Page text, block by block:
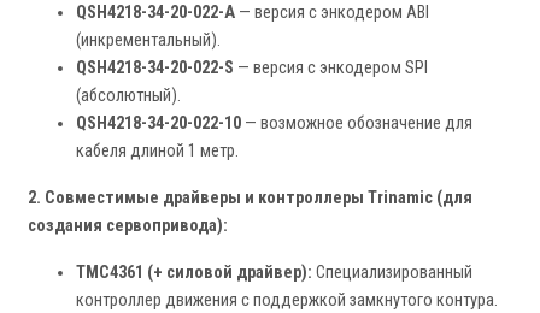
QSH4218-34-20-022-A — версия с энкодером ABI
(инкрементальный).
QSH4218-34-20-022-S — версия с энкодером SPI
(абсолютный).
QSH4218-34-20-022-10 — возможное обозначение для
кабеля длиной 1 метр.
2. Совместимые драйверы и контроллеры Trinamic (для
создания сервопривода):
TMC4361 (+ силовой драйвер): Специализированный
контроллер движения с поддержкой замкнутого контура.